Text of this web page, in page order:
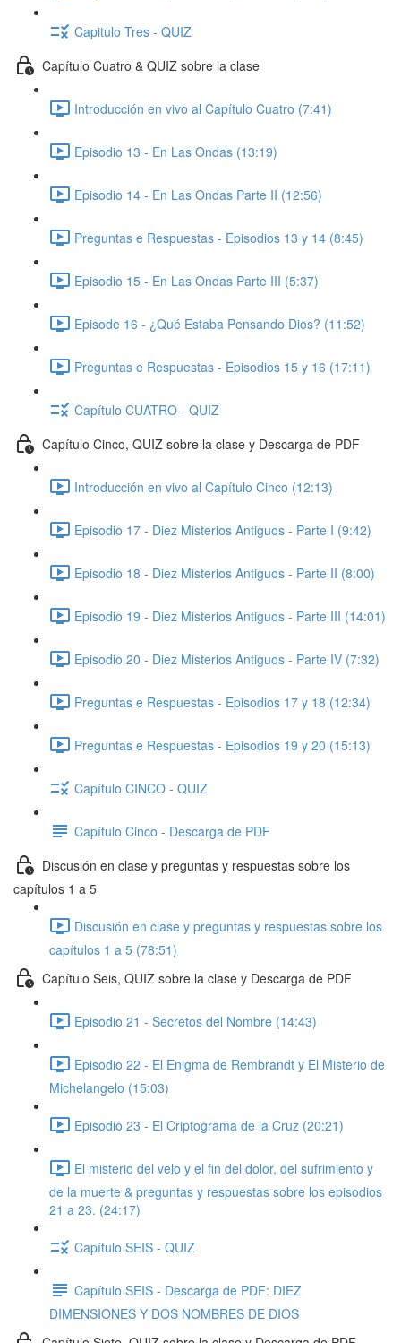
Capitulo Tres - QUIZ
Capítulo Cuatro & QUIZ sobre la clase
Introducción en vivo al Capítulo Cuatro (7:41)
Episodio 13 - En Las Ondas (13:19)
Episodio 14 - En Las Ondas Parte II (12:56)
Preguntas e Respuestas - Episodios 13 y 14 (8:45)
Episodio 15 - En Las Ondas Parte III (5:37)
Episode 16 - ¿Qué Estaba Pensando Dios? (11:52)
Preguntas e Respuestas - Episodios 15 y 16 (17:11)
Capítulo CUATRO - QUIZ
Capítulo Cinco, QUIZ sobre la clase y Descarga de PDF
Introducción en vivo al Capítulo Cinco (12:13)
Episodio 17 - Diez Misterios Antiguos - Parte I (9:42)
Episodio 18 - Diez Misterios Antiguos - Parte II (8:00)
Episodio 19 - Diez Misterios Antiguos - Parte III (14:01)
Episodio 20 - Diez Misterios Antiguos - Parte IV (7:32)
Preguntas e Respuestas - Episodios 17 y 18 (12:34)
Preguntas e Respuestas - Episodios 19 y 20 (15:13)
Capítulo CINCO - QUIZ
Capítulo Cinco - Descarga de PDF
Discusión en clase y preguntas y respuestas sobre los
capítulos 1 a 5
Discusión en clase y preguntas y respuestas sobre los
capítulos 1 a 5 (78:51)
Capítulo Seis, QUIZ sobre la clase y Descarga de PDF
Episodio 21 - Secretos del Nombre (14:43)
Episodio 22 - El Enigma de Rembrandt y El Misterio de
Michelangelo (15:03)
Episodio 23 - El Criptograma de la Cruz (20:21)
El misterio del velo y el fin del dolor, del sufrimiento y
de la muerte & preguntas y respuestas sobre los episodios
21 a 23. (24:17)
Capítulo SEIS - QUIZ
Capítulo SEIS - Descarga de PDF: DIEZ
DIMENSIONES Y DOS NOMBRES DE DIOS